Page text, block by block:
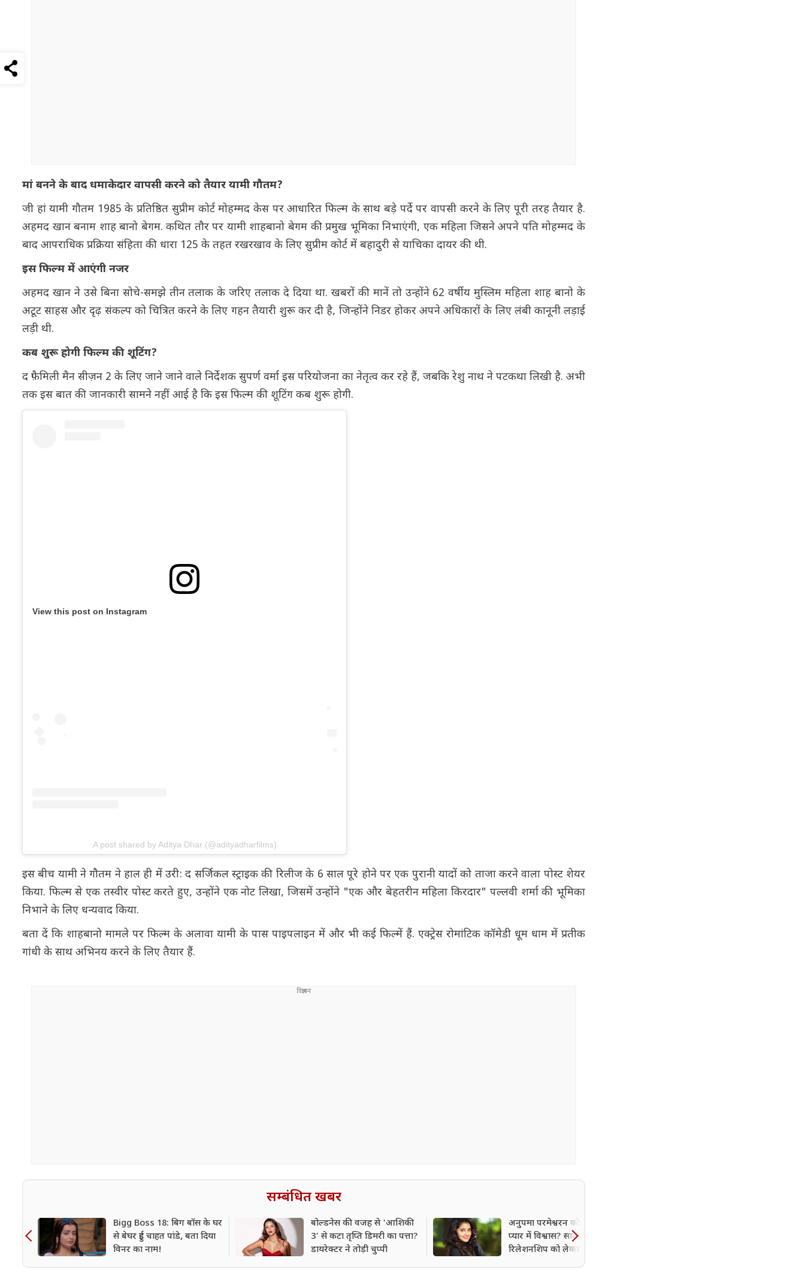
मां बनने के बाद धमाकेदार वापसी करने को तैयार यामी गौतम?
जी हां यामी गौतम 1985 के प्रतिष्ठित सुप्रीम कोर्ट मोहम्मद केस पर आधारित फिल्म के साथ बड़े पर्दे पर वापसी करने के लिए पूरी तरह तैयार है.
अहमद खान बनाम शाह बानो बेगम. कथित तौर पर यामी शाहबानो बेगम की प्रमुख भूमिका निभाएंगी, एक महिला जिसने अपने पति मोहम्मद के
बाद आपराधिक प्रक्रिया संहिता की धारा 125 के तहत रखरखाव के लिए सुप्रीम कोर्ट में बहादुरी से याचिका दायर की थी.
इस फिल्म में आएंगी नजर
अहमद खान ने उसे बिना सोचे-समझे तीन तलाक के जरिए तलाक दे दिया था. खबरों की मानें तो उन्होंने 62 वर्षीय मुस्लिम महिला शाह बानो के
अटूट साहस और दृढ़ संकल्प को चित्रित करने के लिए गहन तैयारी शुरू कर दी है, जिन्होंने निडर होकर अपने अधिकारों के लिए लंबी कानूनी लड़ाई
लड़ी थी.
कब शुरू होगी फिल्म की शूटिंग?
द फ़ैमिली मैन सीज़न 2 के लिए जाने जाने वाले निर्देशक सुपर्ण वर्मा इस परियोजना का नेतृत्व कर रहे हैं, जबकि रेशु नाथ ने पटकथा लिखी है. अभी
तक इस बात की जानकारी सामने नहीं आई है कि इस फिल्म की शूटिंग कब शुरू होगी.
View this post on Instagram
A post shared by Aditya Dhar (@adityadharfilms)
इस बीच यामी ने गौतम ने हाल ही में उरी: द सर्जिकल स्ट्राइक की रिलीज के 6 साल पूरे होने पर एक पुरानी यादों को ताजा करने वाला पोस्ट शेयर
किया. फिल्म से एक तस्वीर पोस्ट करते हुए, उन्होंने एक नोट लिखा, जिसमें उन्होंने "एक और बेहतरीन महिला किरदार" पल्लवी शर्मा की भूमिका
निभाने के लिए धन्यवाद किया.
बता दें कि शाहबानो मामले पर फिल्म के अलावा यामी के पास पाइपलाइन में और भी कई फिल्में हैं. एक्ट्रेस रोमांटिक कॉमेडी धूम धाम में प्रतीक
गांधी के साथ अभिनय करने के लिए तैयार हैं.
सम्बंधित खबर
Bigg Boss 18: बिग बॉस के घर
से बेघर हुईं चाहत पांडे, बता दिया
विनर का नाम!
बोल्डनेस की वजह से 'आशिकी
3' से कटा तृप्ति डिमरी का पत्ता?
डायरेक्टर ने तोड़ी चुप्पी
अनुपमा परमेश्वरन को नहीं है
प्यार में विश्वास? साउथ एक्ट्रेस ने
रिलेशनशिप को लेकर बोल दी